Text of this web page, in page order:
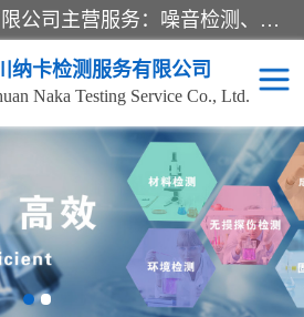
四川纳卡检测服务有限公司主营服务：噪音检测、灯光检测、防护网检测、磁性检测、无损检测、燃烧等级检测；本着严谨、规范的态度严格执行国家现行标准、规范及规程，奉行“科学公正、准确、持续改进、诚信服务”的企业价值和“科学、信誉、服务”的企业宗旨，竭诚为广大客户服务。
纳卡检测服务有限公司
Naka Testing Service Co., Ltd.
灯光检测
磁性检测
燃烧等级检测